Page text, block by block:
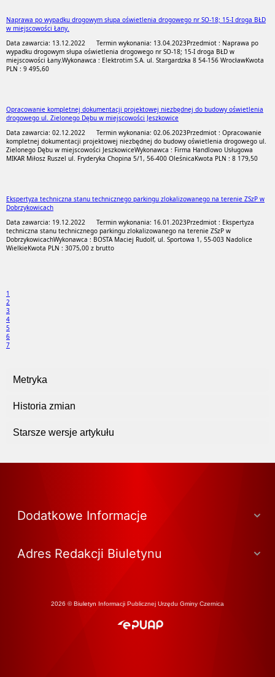
Naprawa po wypadku drogowym słupa oświetlenia drogowego nr SO-18; 15-I droga BŁD
w miejscowości Łany.
Data zawarcia: 13.12.2022 Termin wykonania: 13.04.2023Przedmiot : Naprawa po
wypadku drogowym słupa oświetlenia drogowego nr SO-18; 15-I droga BŁD w
miejscowości Łany.Wykonawca : Elektrotim S.A. ul. Stargardzka 8 54-156 WrocławKwota
PLN : 9 495,60
Opracowanie kompletnej dokumentacji projektowej niezbędnej do budowy oświetlenia
drogowego ul. Zielonego Dębu w miejscowości Jeszkowice
Data zawarcia: 02.12.2022 Termin wykonania: 02.06.2023Przedmiot : Opracowanie
kompletnej dokumentacji projektowej niezbędnej do budowy oświetlenia drogowego ul.
Zielonego Dębu w miejscowości JeszkowiceWykonawca : Firma Handlowo Usługowa
MIKAR Miłosz Ruszel ul. Fryderyka Chopina 5/1, 56-400 OleśnicaKwota PLN : 8 179,50
Ekspertyza techniczna stanu technicznego parkingu zlokalizowanego na terenie ZSzP w
Dobrzykowicach
Data zawarcia: 19.12.2022 Termin wykonania: 16.01.2023Przedmiot : Ekspertyza
techniczna stanu technicznego parkingu zlokalizowanego na terenie ZSzP w
DobrzykowicachWykonawca : BOSTA Maciej Rudolf, ul. Sportowa 1, 55-003 Nadolice
WielkieKwota PLN : 3075,00 z brutto
1
2
3
4
5
6
7
Metryka
Historia zmian
Starsze wersje artykułu
Dodatkowe Informacje
Adres Redakcji Biuletynu
2026 © Biuletyn Informacji Publicznej Urzędu Gminy Czernica